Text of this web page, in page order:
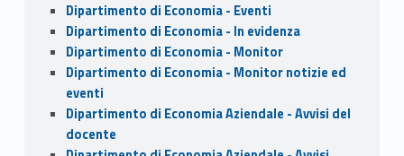
Dipartimento di Economia - Eventi
Dipartimento di Economia - In evidenza
Dipartimento di Economia - Monitor
Dipartimento di Economia - Monitor notizie ed
eventi
Dipartimento di Economia Aziendale - Avvisi del
docente